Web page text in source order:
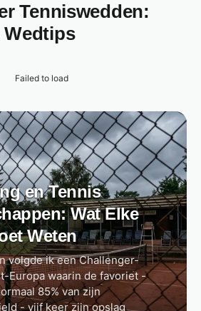
Tenniswedden:
Wedtips
Failed to load
en Tennis
Wat Elke
Weten
volgde ik een Challenger-
Europa waarin de favoriet -
85% van zijn
- vijf keer zijn opslag